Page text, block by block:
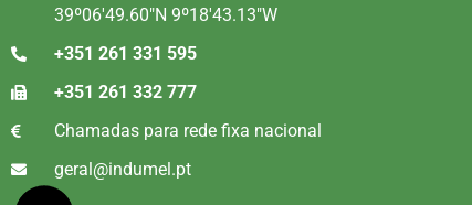
39º06'49.60"N 9º18'43.13"W
+351 261 331 595
+351 261 332 777
Chamadas para rede fixa nacional
geral@indumel.pt